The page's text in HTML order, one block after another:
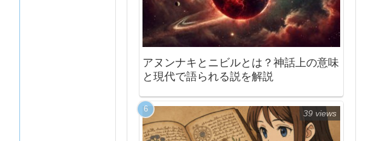
アヌンナキとニビルとは？神話上の意味
と現代で語られる説を解説
39 views